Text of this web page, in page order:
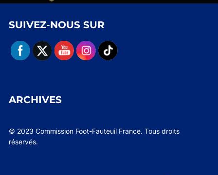
SUIVEZ-NOUS SUR
ARCHIVES
© 2023 Commission Foot-Fauteuil France. Tous droits
réservés.